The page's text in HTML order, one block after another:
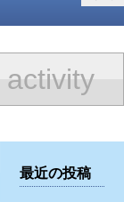
activity
最近の投稿